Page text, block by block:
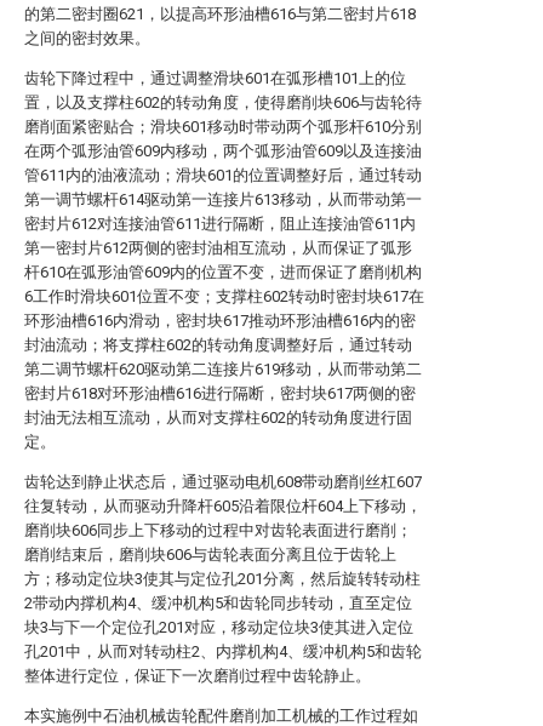
的第二密封圈621，以提高环形油槽616与第二密封片618
之间的密封效果。
齿轮下降过程中，通过调整滑块601在弧形槽101上的位
置，以及支撑柱602的转动角度，使得磨削块606与齿轮待
磨削面紧密贴合；滑块601移动时带动两个弧形杆610分别
在两个弧形油管609内移动，两个弧形油管609以及连接油
管611内的油液流动；滑块601的位置调整好后，通过转动
第一调节螺杆614驱动第一连接片613移动，从而带动第一
密封片612对连接油管611进行隔断，阻止连接油管611内
第一密封片612两侧的密封油相互流动，从而保证了弧形
杆610在弧形油管609内的位置不变，进而保证了磨削机构
6工作时滑块601位置不变；支撑柱602转动时密封块617在
环形油槽616内滑动，密封块617推动环形油槽616内的密
封油流动；将支撑柱602的转动角度调整好后，通过转动
第二调节螺杆620驱动第二连接片619移动，从而带动第二
密封片618对环形油槽616进行隔断，密封块617两侧的密
封油无法相互流动，从而对支撑柱602的转动角度进行固
定。
齿轮达到静止状态后，通过驱动电机608带动磨削丝杠607
往复转动，从而驱动升降杆605沿着限位杆604上下移动，
磨削块606同步上下移动的过程中对齿轮表面进行磨削；
磨削结束后，磨削块606与齿轮表面分离且位于齿轮上
方；移动定位块3使其与定位孔201分离，然后旋转转动柱
2带动内撑机构4、缓冲机构5和齿轮同步转动，直至定位
块3与下一个定位孔201对应，移动定位块3使其进入定位
孔201中，从而对转动柱2、内撑机构4、缓冲机构5和齿轮
整体进行定位，保证下一次磨削过程中齿轮静止。
本实施例中石油机械齿轮配件磨削加工机械的工作过程如